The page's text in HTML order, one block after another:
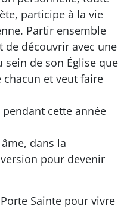
participe à la vie
Partir ensemble
de découvrir avec une
sein de son Église que
et veut faire
cette année
dans la
pour devenir
Sainte pour vivre